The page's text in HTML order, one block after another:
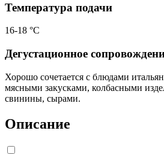
Температура подачи
16-18 °С
Дегустационное
Хорошо сочетается с блюдами
мясными закусками, колбасными
свинины, сырами.
Описание